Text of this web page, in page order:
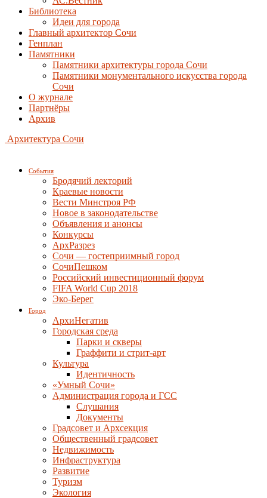
Библиотека
Идеи для города
Главный архитектор Сочи
Генплан
Памятники
Памятники архитектуры города Сочи
Памятники монументального искусства города
Сочи
О журнале
Партнёры
Архив
Архитектура Сочи
События
Бродячий лекторий
Краевые новости
Вести Минстроя РФ
Новое в законодательстве
Объявления и анонсы
Конкурсы
АрхРазрез
Сочи — гостеприимный город
СочиПешком
Российский инвестиционный форум
FIFA World Cup 2018
Эко-Берег
Город
АрхиНегатив
Городская среда
Парки и скверы
Граффити и стрит-арт
Культура
Идентичность
«Умный Сочи»
Администрация города и ГСС
Слушания
Документы
Градсовет и Архсекция
Общественный градсовет
Недвижимость
Инфраструктура
Развитие
Туризм
Экология